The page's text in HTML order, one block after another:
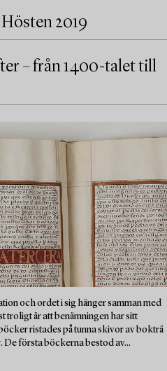
2019
– från 1400-talet till
och ordet i sig hänger samman med
troligt är att benämningen har sitt
ristades på tunna skivor av bokträ
första böckerna bestod av...